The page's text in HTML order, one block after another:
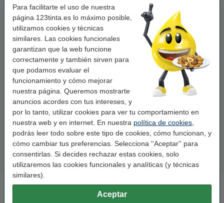
Para facilitarte el uso de nuestra
página 123tinta.es lo máximo posible,
utilizamos cookies y técnicas
similares. Las cookies funcionales
garantizan que la web funcione
correctamente y también sirven para
que podamos evaluar el
funcionamiento y cómo mejorar
nuestra página. Queremos mostrarte
anuncios acordes con tus intereses, y
por lo tanto, utilizar cookies para ver tu comportamiento en
nuestra web y en internet. En nuestra política de cookies
podrás leer todo sobre este tipo de cookies, cómo funcionan, y
cómo cambiar tus preferencias. Selecciona ''Aceptar'' para
consentirlas. Si decides rechazar estas cookies, solo
utilizaremos las cookies funcionales y analíticas (y técnicas
similares).
Aceptar
123tinta Papel fotográfico
Premium Glossy brillo alto | 10 x
15 cm | 260g | 100 hojas
10,50 € Incl. 21% IVA
123tinta Pilas Alcalinas Xtreme
Power AA - LR06 - MN1500 - 24
unidades
14,50 € Incl. 21% IVA